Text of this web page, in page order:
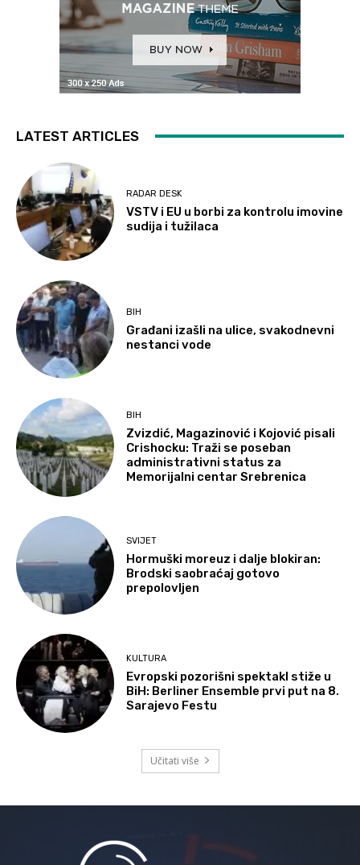
LATEST ARTICLES
RADAR DESK
VSTV i EU u borbi za kontrolu imovine
sudija i tužilaca
BIH
Građani izašli na ulice, svakodnevni
nestanci vode
BIH
Zvizdić, Magazinović i Kojović pisali
Crishocku: Traži se poseban
administrativni status za
Memorijalni centar Srebrenica
SVIJET
Hormuški moreuz i dalje blokiran:
Brodski saobraćaj gotovo
prepolovljen
KULTURA
Evropski pozorišni spektakl stiže u
BiH: Berliner Ensemble prvi put na 8.
Sarajevo Festu
Učitati više